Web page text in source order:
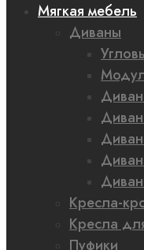
Мягкая мебель
Диваны
Кресла-
Кресла
Пуфики